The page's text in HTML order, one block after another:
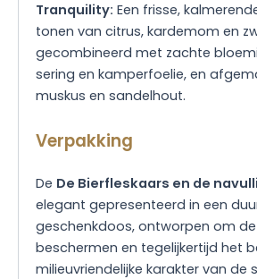
Tranquility: Een frisse,
tonen van citrus, kardemom en
gecombineerd met zachte
sering en kamperfoelie, en
muskus en sandelhout.
Verpakking
De De Bierfleskaars en de
elegant gepresenteerd in een
geschenkdoos, ontworpen om
beschermen en tegelijkertijd het
milieuvriendelijke karakter van de